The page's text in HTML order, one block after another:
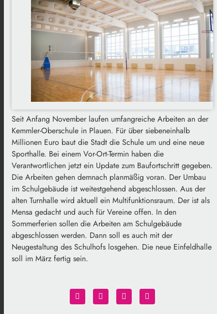
Seit Anfang November laufen umfangreiche Arbeiten an der
Kemmler-Oberschule in Plauen. Für über siebeneinhalb
Millionen Euro baut die Stadt die Schule um und eine neue
Sporthalle. Bei einem Vor-Ort-Termin haben die
Verantwortlichen jetzt ein Update zum Baufortschritt gegeben.
Die Arbeiten gehen demnach planmäßig voran. Der Umbau
im Schulgebäude ist weitestgehend abgeschlossen. Aus der
alten Turnhalle wird aktuell ein Multifunktionsraum. Der ist als
Mensa gedacht und auch für Vereine offen. In den
Sommerferien sollen die Arbeiten am Schulgebäude
abgeschlossen werden. Dann soll es auch mit der
Neugestaltung des Schulhofs losgehen. Die neue Einfeldhalle
soll im März fertig sein.